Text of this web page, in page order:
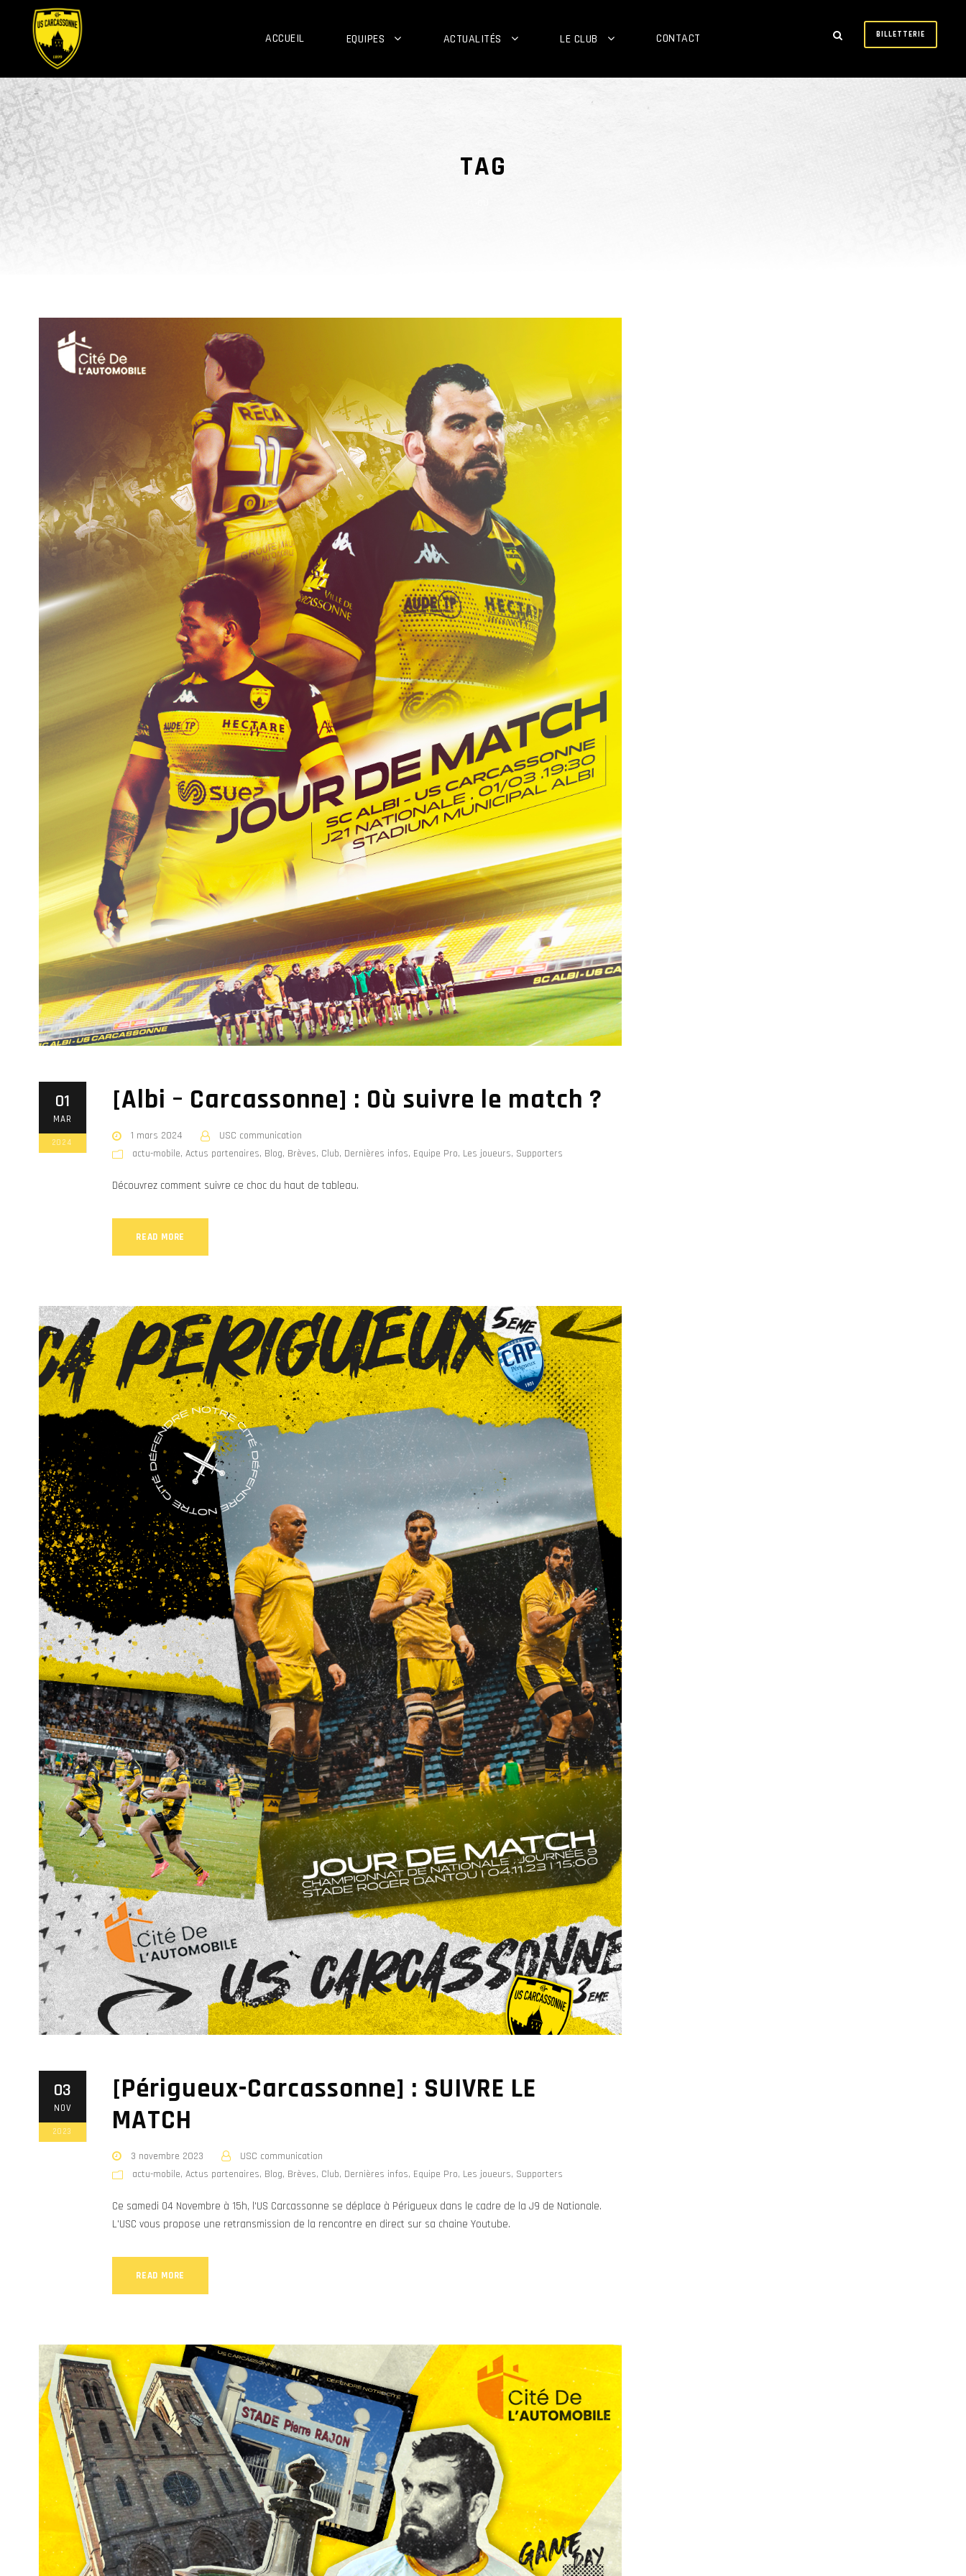
ACCUEIL EQUIPES ACTUALITÉS LE CLUB CONTACT BILLETTERIE
TAG
01
MAR
2024
[Albi – Carcassonne] : Où suivre le match ?
1 mars 2024
USC communication
actu-mobile, Actus partenaires, Blog, Brèves, Club, Dernières infos, Equipe Pro, Les joueurs, Supporters
Découvrez comment suivre ce choc du haut de tableau.
READ MORE
03
NOV
2023
[Périgueux-Carcassonne] : SUIVRE LE
MATCH
3 novembre 2023
USC communication
actu-mobile, Actus partenaires, Blog, Brèves, Club, Dernières infos, Equipe Pro, Les joueurs, Supporters
Ce samedi 04 Novembre à 15h, l'US Carcassonne se déplace à Périgueux dans le cadre de la J9 de Nationale.
L'USC vous propose une retransmission de la rencontre en direct sur sa chaine Youtube.
READ MORE